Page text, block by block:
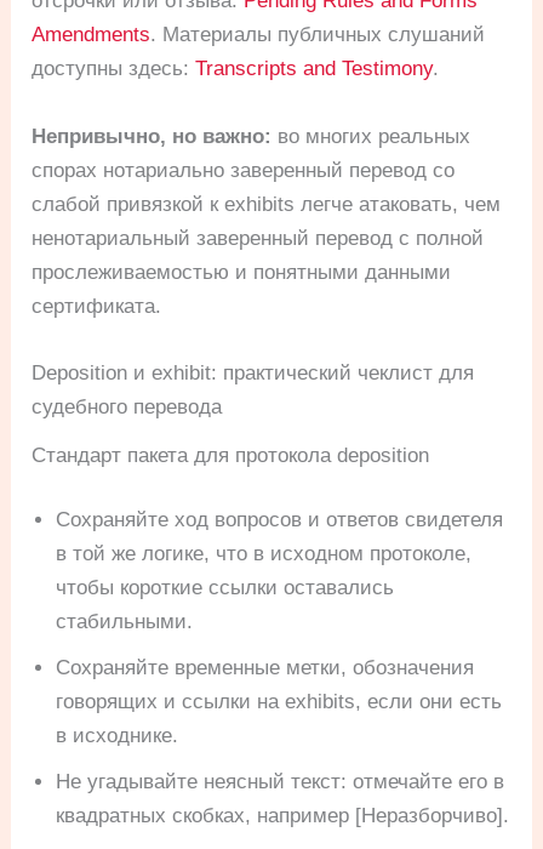
Amendments. Материалы публичных слушаний
доступны здесь:Transcripts and Testimony.
Непривычно, но важно: во многих реальных
спорах нотариально заверенный перевод со
слабой привязкой к exhibits легче атаковать, чем
ненотариальный заверенный перевод с полной
прослеживаемостью и понятными данными
сертификата.
Deposition и exhibit: практический чеклист для
судебного перевода
Стандарт пакета для протокола deposition
Сохраняйте ход вопросов и ответов свидетеля
в той же логике, что в исходном протоколе,
чтобы короткие ссылки оставались
стабильными.
Сохраняйте временные метки, обозначения
говорящих и ссылки на exhibits, если они есть
в исходнике.
Не угадывайте неясный текст: отмечайте его в
квадратных скобках, например [Неразборчиво].